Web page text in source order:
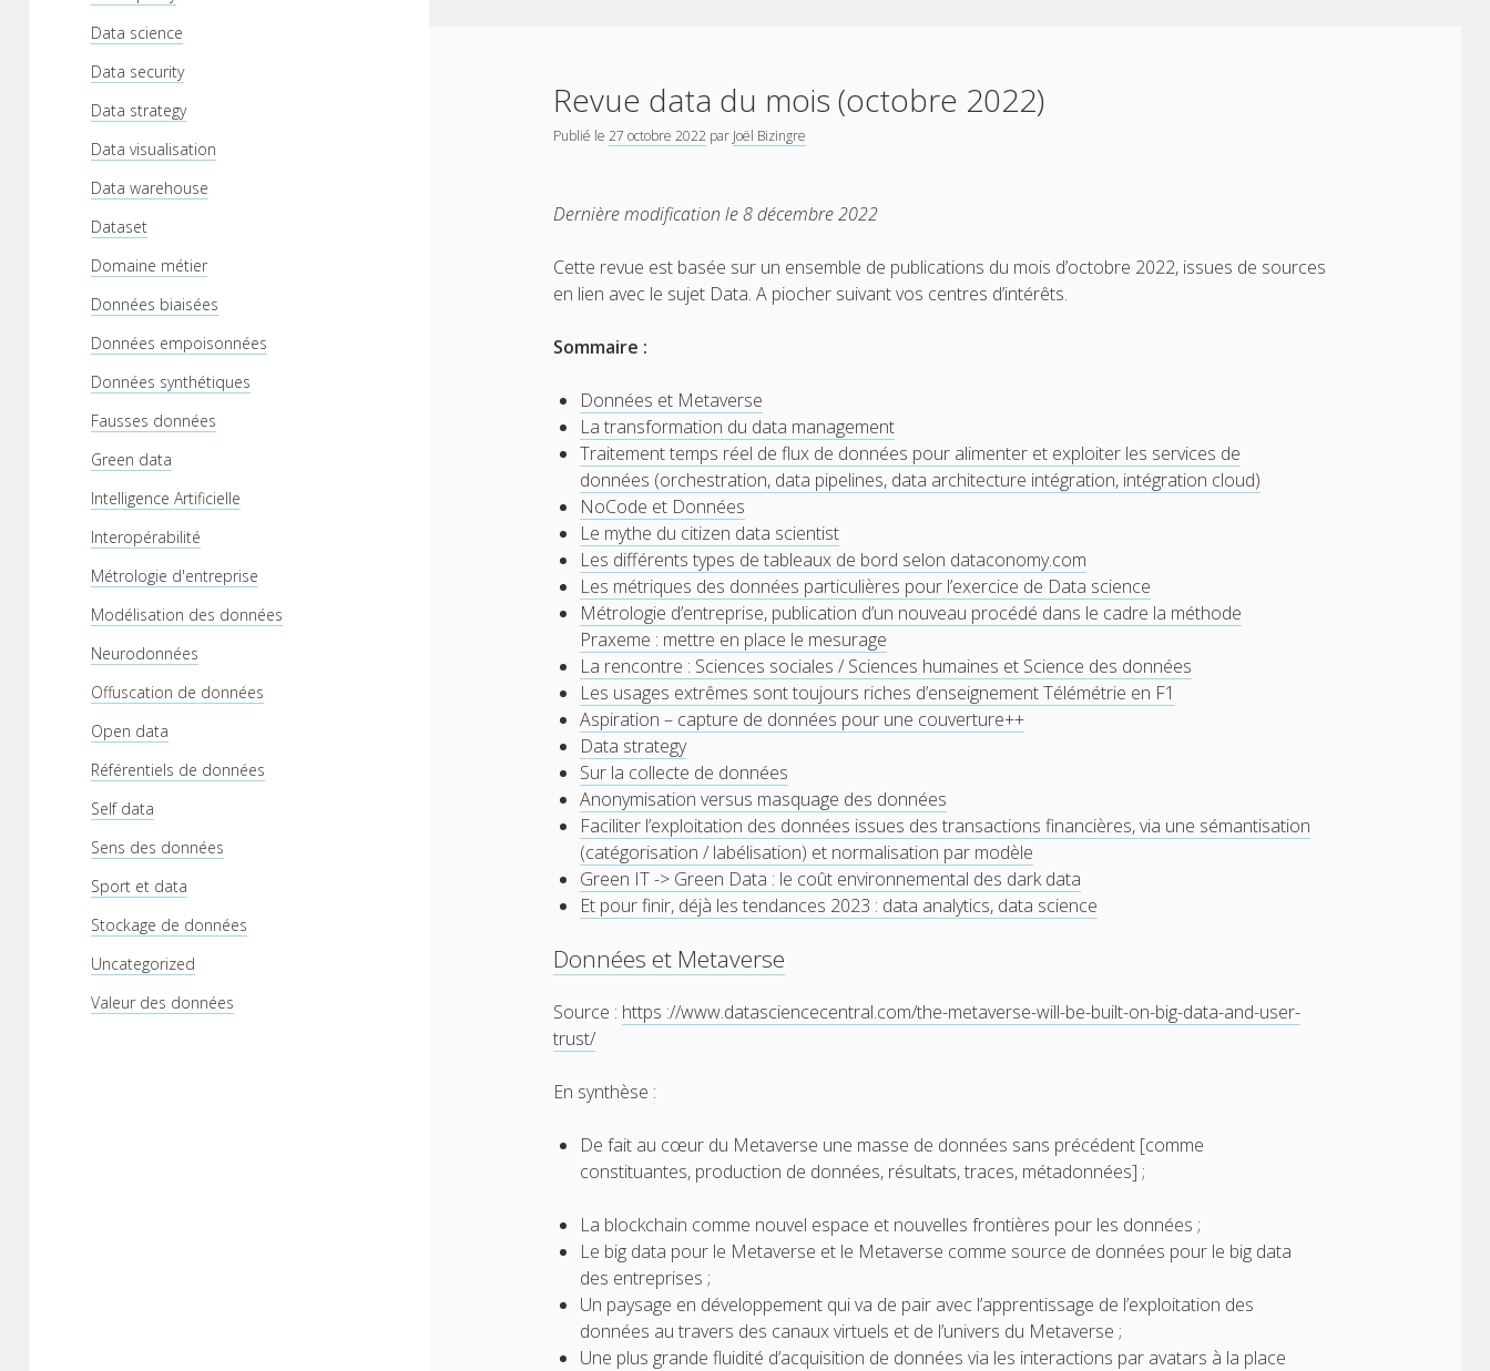
Data science
Data security
Data strategy
Data visualisation
Data warehouse
Dataset
Domaine métier
Données biaisées
Données empoisonnées
Données synthétiques
Fausses données
Green data
Intelligence Artificielle
Interopérabilité
Métrologie d'entreprise
Modélisation des données
Neurodonnées
Offuscation de données
Open data
Référentiels de données
Self data
Sens des données
Sport et data
Stockage de données
Uncategorized
Valeur des données
Revue data du mois (octobre 2022)
Publié le27 octobre 2022 par Joël Bizingre
Dernière modification le 8 décembre 2022
Cette revue est basée sur un ensemble de publications du mois d’octobre 2022, issues de sources
en lien avec le sujet Data. A piocher suivant vos centres d’intérêts.
Sommaire :
Données et Metaverse
La transformation du data management
Traitement temps réel de flux de données pour alimenter et exploiter les services de
données (orchestration, data pipelines, data architecture intégration, intégration cloud)
NoCode et Données
Le mythe du citizen data scientist
Les différents types de tableaux de bord selon dataconomy.com
Les métriques des données particulières pour l’exercice de Data science
Métrologie d’entreprise, publication d’un nouveau procédé dans le cadre la méthode
Praxeme : mettre en place le mesurage
La rencontre : Sciences sociales / Sciences humaines et Science des données
Les usages extrêmes sont toujours riches d’enseignement Télémétrie en F1
Aspiration – capture de données pour une couverture++
Data strategy
Sur la collecte de données
Anonymisation versus masquage des données
Faciliter l’exploitation des données issues des transactions financières, via une sémantisation
(catégorisation / labélisation) et normalisation par modèle
Green IT -> Green Data : le coût environnemental des dark data
Et pour finir, déjà les tendances 2023 : data analytics, data science
Données et Metaverse
Source : https ://www.datasciencecentral.com/the-metaverse-will-be-built-on-big-data-and-user-
trust/
En synthèse :
De fait au cœur du Metaverse une masse de données sans précédent [comme
constituantes, production de données, résultats, traces, métadonnées] ;
La blockchain comme nouvel espace et nouvelles frontières pour les données ;
Le big data pour le Metaverse et le Metaverse comme source de données pour le big data
des entreprises ;
Un paysage en développement qui va de pair avec l’apprentissage de l’exploitation des
données au travers des canaux virtuels et de l’univers du Metaverse ;
Une plus grande fluidité d’acquisition de données via les interactions par avatars à la place